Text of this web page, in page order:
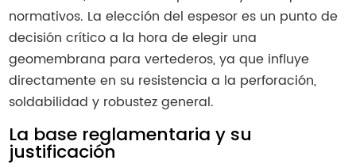
normativos. La elección del espesor es un punto de
decisión crítico a la hora de elegir una
geomembrana para vertederos, ya que influye
directamente en su resistencia a la perforación,
soldabilidad y robustez general.
La base reglamentaria y su
justificación